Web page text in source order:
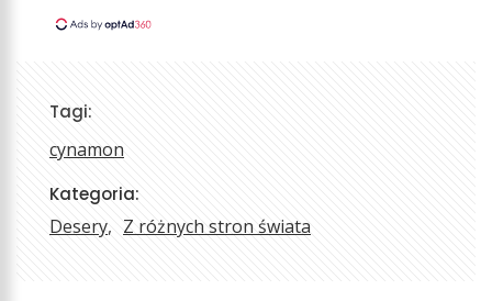
Tagi:
cynamon
Kategoria:
Desery Z różnych stron świata